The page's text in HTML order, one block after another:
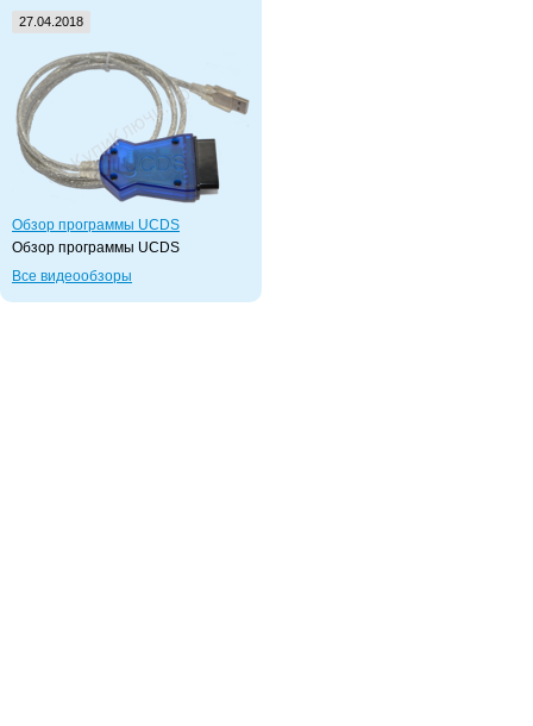
27.04.2018
Обзор программы UCDS
Обзор программы UCDS
Все видеообзоры